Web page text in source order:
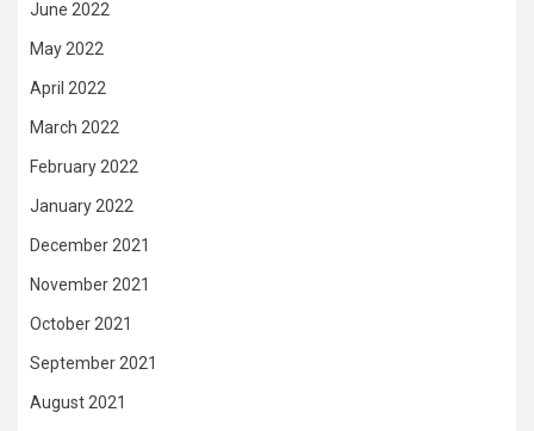
June 2022
May 2022
April 2022
March 2022
February 2022
January 2022
December 2021
November 2021
October 2021
September 2021
August 2021